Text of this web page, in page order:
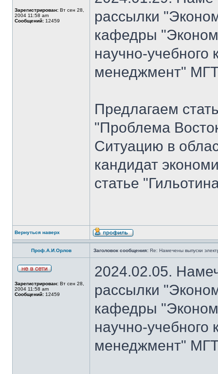
Зарегистрирован: Вт сен 28,
2004 11:58 am
Сообщений: 12459
рассылки
кафедры
научно-
менеджмент"
Предлагаем
"Проблема
Ситуацию в
кандидат
статье
Вернуться наверх
Проф.А.И.Орлов Заголовок сообщения: Re: Намечены выпуски
Зарегистрирован: Вт сен 28,
2004 11:58 am
Сообщений: 12459
2024.02.05.
рассылки
кафедры
научно-
менеджмент"